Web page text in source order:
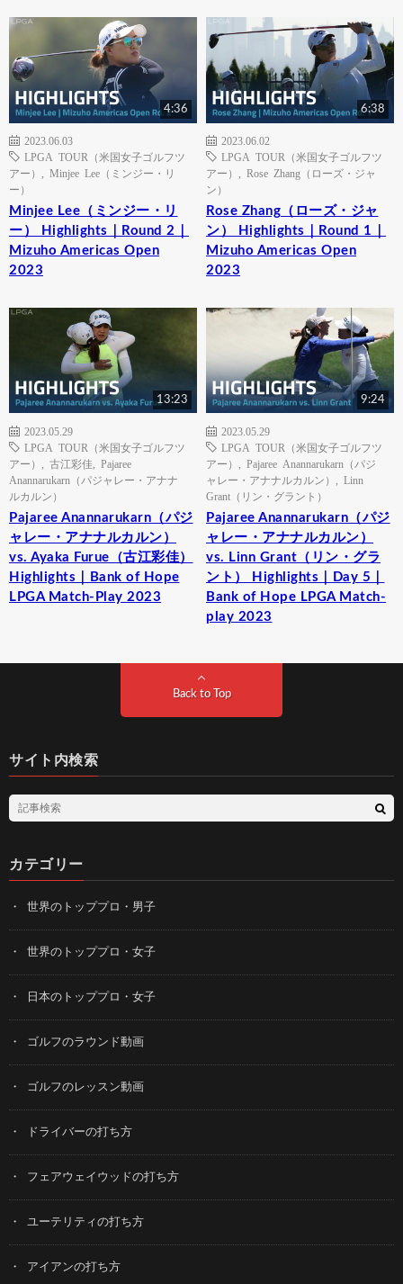
4:36
2023.06.03
LPGA TOUR（米国女子ゴルフツ
アー）
Minjee Lee（ミンジー・リ
ー）
Minjee Lee（ミンジー・リ
ー） Highlights｜Round 2｜
Mizuho Americas Open
2023
6:38
2023.06.02
LPGA TOUR（米国女子ゴルフツ
アー）
Rose Zhang（ローズ・ジャ
ン）
Rose Zhang（ローズ・ジャ
ン） Highlights｜Round 1｜
Mizuho Americas Open
2023
13:23
2023.05.29
LPGA TOUR（米国女子ゴルフツ
アー）
古江彩佳
Pajaree
Anannarukarn（パジャレー・アナナ
ルカルン）
Pajaree Anannarukarn（パジ
ャレー・アナナルカルン）
vs. Ayaka Furue（古江彩佳）
Highlights｜Bank of Hope
LPGA Match-Play 2023
9:24
2023.05.29
LPGA TOUR（米国女子ゴルフツ
アー）
Pajaree Anannarukarn（パジ
ャレー・アナナルカルン）
Linn
Grant（リン・グラント）
Pajaree Anannarukarn（パジ
ャレー・アナナルカルン）
vs. Linn Grant（リン・グラ
ント） Highlights｜Day 5｜
Bank of Hope LPGA Match-
play 2023
Back to Top
サイト内検索
カテゴリー
世界のトッププロ・男子
世界のトッププロ・女子
日本のトッププロ・女子
ゴルフのラウンド動画
ゴルフのレッスン動画
ドライバーの打ち方
フェアウェイウッドの打ち方
ユーテリティの打ち方
アイアンの打ち方